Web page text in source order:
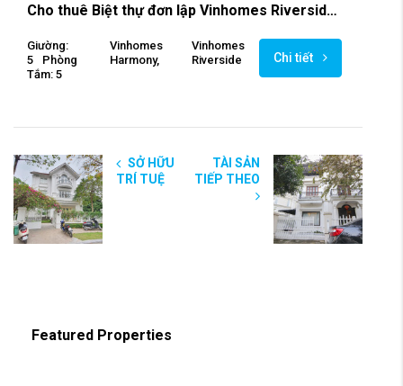
Cho thuê Biệt thự đơn lập Vinhomes Riverside Nguyệt Quế 5PN, có bể bơi, thang máy.
Giường:
5
Phòng
Tắm: 5
Vinhomes
Harmony,
Vinhomes
Riverside
Chi tiết
SỞ HỮU
TRÍ TUỆ
TÀI SẢN
TIẾP THEO
Featured Properties